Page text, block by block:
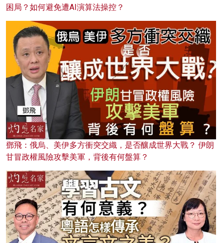
困局？如何避免遭AI演算法操控？
鄧飛：俄烏、美伊多方衝突交織，是否釀成世界大戰？ 伊朗
甘冒政權風險攻擊美軍，背後有何盤算？